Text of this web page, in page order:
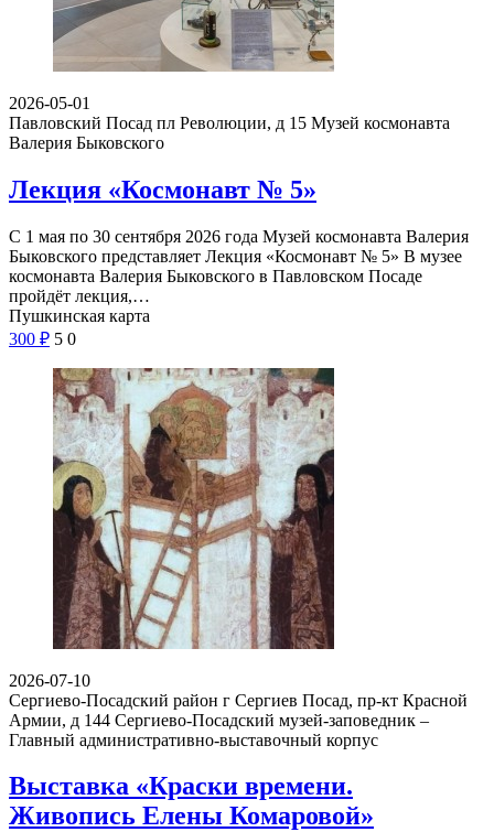
2026-05-01
Павловский Посад пл Революции, д 15 Музей космонавта
Валерия Быковского
Лекция «Космонавт № 5»
С 1 мая по 30 сентября 2026 года Музей космонавта Валерия
Быковского представляет Лекция «Космонавт № 5» В музее
космонавта Валерия Быковского в Павловском Посаде
пройдёт лекция,…
Пушкинская карта
300 ₽ 5 0
2026-07-10
Сергиево-Посадский район г Сергиев Посад, пр-кт Красной
Армии, д 144 Сергиево-Посадский музей-заповедник –
Главный административно-выставочный корпус
Выставка «Краски времени.
Живопись Елены Комаровой»